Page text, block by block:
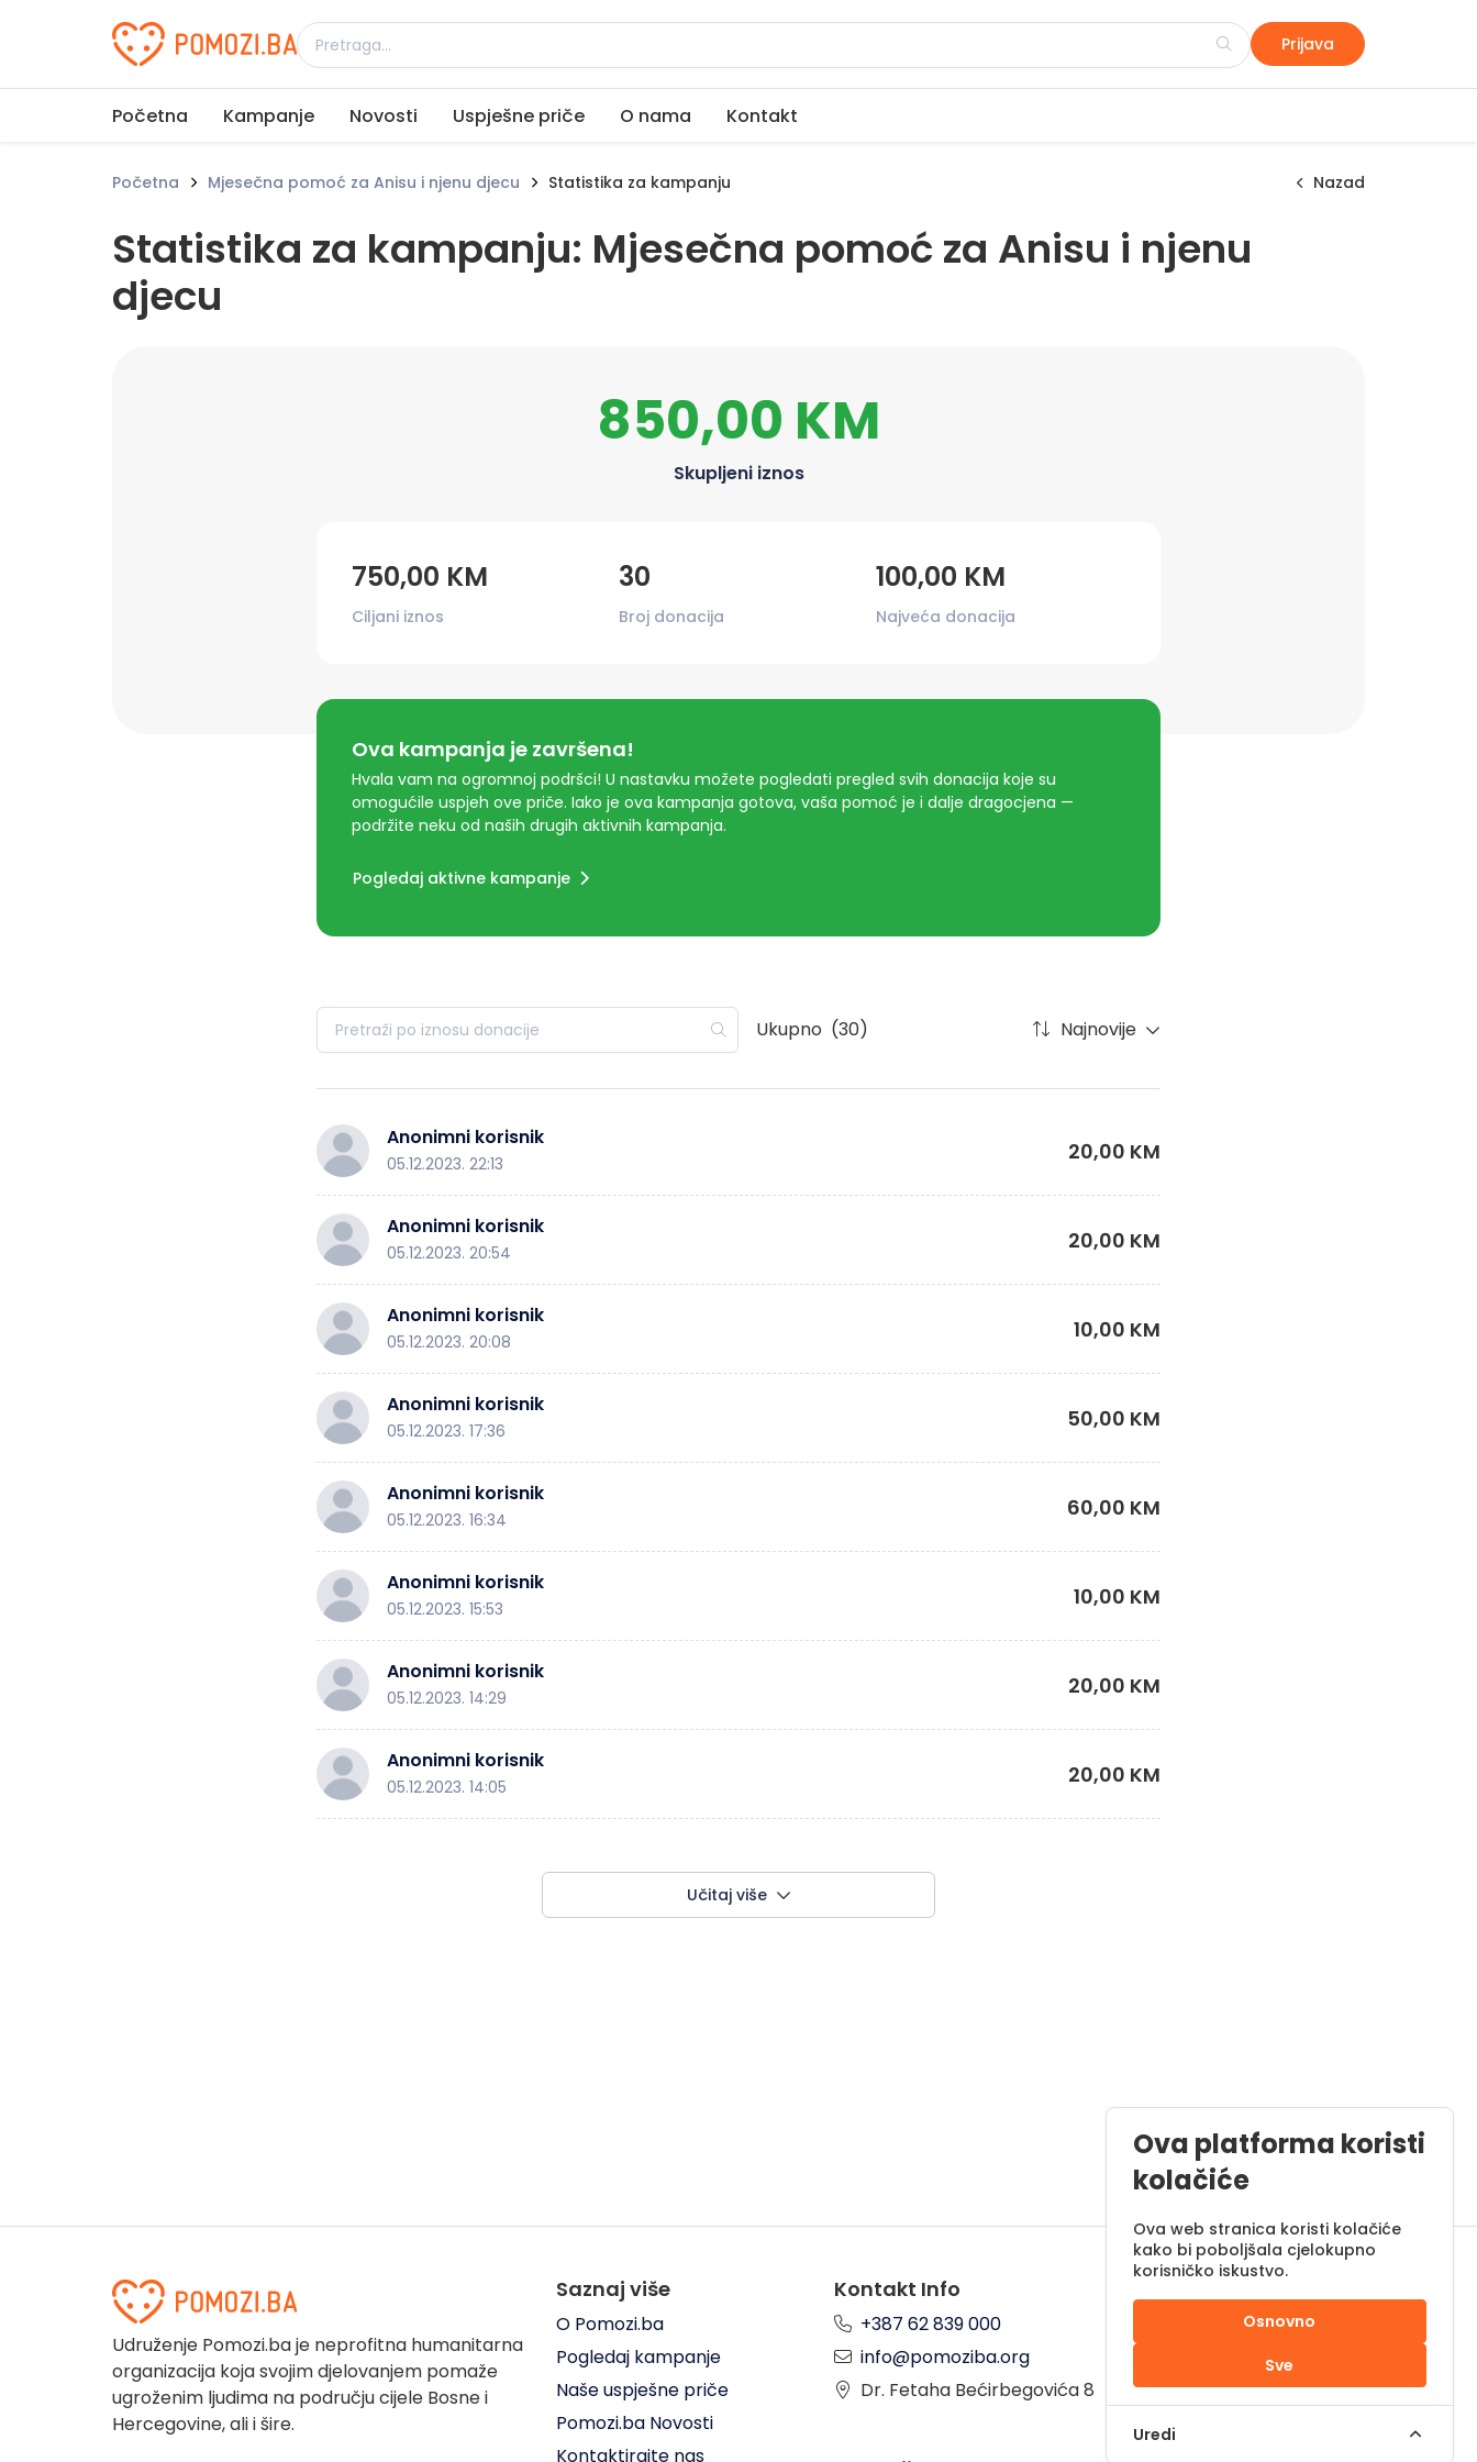
Udruženje Pomozi.ba Prijava
Početna Kampanje Novosti Uspješne priče O nama Kontakt
Početna Mjesečna pomoć za Anisu i njenu djecu Statistika za kampanju Nazad
Statistika za kampanju: Mjesečna pomoć za Anisu i njenu
djecu
850,00 KM
Skupljeni iznos
750,00 KM
Ciljani iznos
30
Broj donacija
100,00 KM
Najveća donacija
Ova kampanja je završena!
Hvala vam na ogromnoj podršci! U nastavku možete pogledati pregled svih donacija koje su
omogućile uspjeh ove priče. Iako je ova kampanja gotova, vaša pomoć je i dalje dragocjena —
podržite neku od naših drugih aktivnih kampanja.
Pogledaj aktivne kampanje
Ukupno (30) Najnovije
Anonimni korisnik
05.12.2023. 22:13 20,00 KM
Anonimni korisnik
05.12.2023. 20:54 20,00 KM
Anonimni korisnik
05.12.2023. 20:08 10,00 KM
Anonimni korisnik
05.12.2023. 17:36 50,00 KM
Anonimni korisnik
05.12.2023. 16:34 60,00 KM
Anonimni korisnik
05.12.2023. 15:53 10,00 KM
Anonimni korisnik
05.12.2023. 14:29 20,00 KM
Anonimni korisnik
05.12.2023. 14:05 20,00 KM
Učitaj više
Udruženje Pomozi.ba je neprofitna humanitarna
organizacija koja svojim djelovanjem pomaže
ugroženim ljudima na području cijele Bosne i
Hercegovine, ali i šire.
Saznaj više
O Pomozi.ba
Pogledaj kampanje
Naše uspješne priče
Pomozi.ba Novosti
Kontaktirajte nas
Kontakt Info
+387 62 839 000
info@pomoziba.org
Dr. Fetaha Bećirbegovića 8
Pon - Pet od 08 do 17h
Sub od 10 do 17h
Nedjelja - neradni dan
Ova platforma koristi
kolačiće
Ova web stranica koristi kolačiće
kako bi poboljšala cjelokupno
korisničko iskustvo.
Osnovno
Sve
Uredi